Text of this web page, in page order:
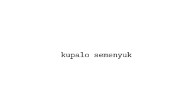
kupalo semenyuk